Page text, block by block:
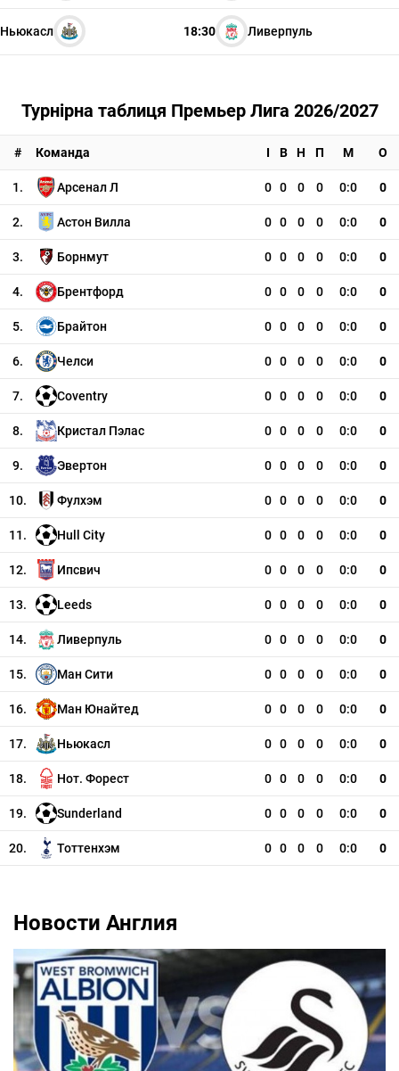
Ньюкасл 18:30 Ливерпуль
Турнірна таблиця Премьер Лига 2026/2027
# Команда І В Н П М О
1. Арсенал Л 0 0 0 0 0:0 0
2. Астон Вилла 0 0 0 0 0:0 0
3. Борнмут 0 0 0 0 0:0 0
4. Брентфорд 0 0 0 0 0:0 0
5. Брайтон 0 0 0 0 0:0 0
6. Челси 0 0 0 0 0:0 0
7. Coventry 0 0 0 0 0:0 0
8. Кристал Пэлас 0 0 0 0 0:0 0
9. Эвертон 0 0 0 0 0:0 0
10. Фулхэм 0 0 0 0 0:0 0
11. Hull City 0 0 0 0 0:0 0
12. Ипсвич 0 0 0 0 0:0 0
13. Leeds 0 0 0 0 0:0 0
14. Ливерпуль 0 0 0 0 0:0 0
15. Ман Сити 0 0 0 0 0:0 0
16. Ман Юнайтед 0 0 0 0 0:0 0
17. Ньюкасл 0 0 0 0 0:0 0
18. Нот. Форест 0 0 0 0 0:0 0
19. Sunderland 0 0 0 0 0:0 0
20. Тоттенхэм 0 0 0 0 0:0 0
Новости Англия